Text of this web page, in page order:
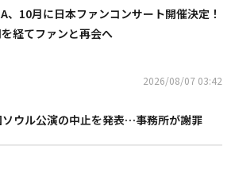
、10月に日本ファンコンサート開催決定！
経てファンと再会へ
2026/08/07 03:42
ウル公演の中止を発表…事務所が謝罪